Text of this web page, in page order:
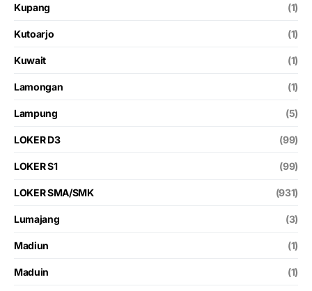
Kupang (1)
Kutoarjo (1)
Kuwait (1)
Lamongan (1)
Lampung (5)
LOKER D3 (99)
LOKER S1 (99)
LOKER SMA/SMK (931)
Lumajang (3)
Madiun (1)
Maduin (1)